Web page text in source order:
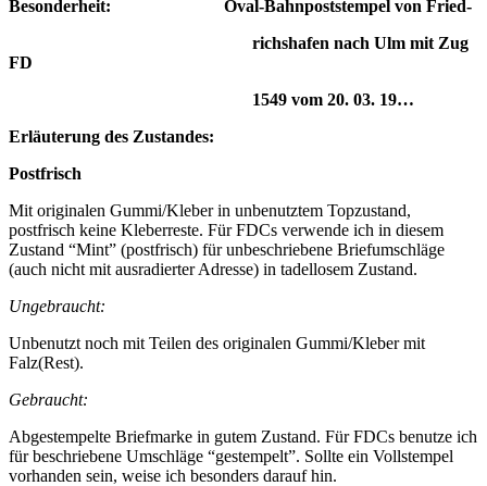
Besonderheit: Oval-Bahnpoststempel von Fried-
richshafen nach Ulm mit Zug
FD
1549 vom 20. 03. 19…
Erläuterung des Zustandes:
Postfrisch
Mit originalen Gummi/Kleber in unbenutztem Topzustand,
postfrisch keine Kleberreste. Für FDCs verwende ich in diesem
Zustand “Mint” (postfrisch) für unbeschriebene Briefumschläge
(auch nicht mit ausradierter Adresse) in tadellosem Zustand.
Ungebraucht:
Unbenutzt noch mit Teilen des originalen Gummi/Kleber mit
Falz(Rest).
Gebraucht:
Abgestempelte Briefmarke in gutem Zustand. Für FDCs benutze ich
für beschriebene Umschläge “gestempelt”. Sollte ein Vollstempel
vorhanden sein, weise ich besonders darauf hin.